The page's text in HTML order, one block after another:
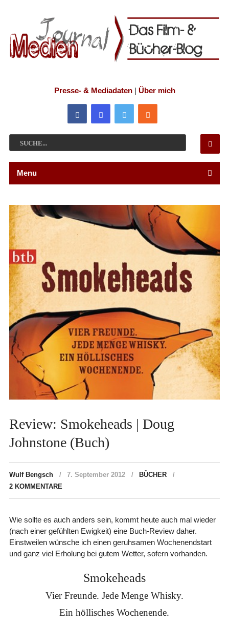
Presse- & Mediadaten| Über mich
Menu
Review: Smokeheads | Doug
Johnstone (Buch)
Wulf Bengsch 7. September 2012
BÜCHER
2 KOMMENTARE
Wie sollte es auch anders sein, kommt heute auch mal wieder
(nach einer gefühlten Ewigkeit) eine Buch-Review daher.
Einstweilen wünsche ich einen geruhsamen Wochenendstart
und ganz viel Erholung bei gutem Wetter, sofern vorhanden.
Smokeheads
Vier Freunde. Jede Menge Whisky.
Ein höllisches Wochenende.